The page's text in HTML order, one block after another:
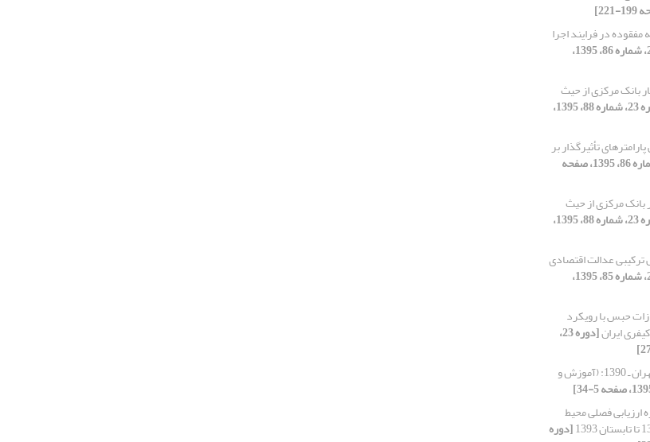
مفقوده در فرایند اجرا
[دوره 23، شماره 86، 1395،
بانک مرکزی از حیث
[دوره 23، شماره 88، 1395،
تأثیرگذار بر
[دوره 23، شماره 86، 1395، صفحه
بانک مرکزی از حیث
[دوره 23، شماره 88، 1395،
عدالت اقتصادی
[دوره 23، شماره 85، 1395،
حبس با رویکرد
ایران [دوره 23،
فقر کودکان در شهر تهران ـ 1390: (آموزش و
16 دوره ارزیابی فصلی محیط
[دوره